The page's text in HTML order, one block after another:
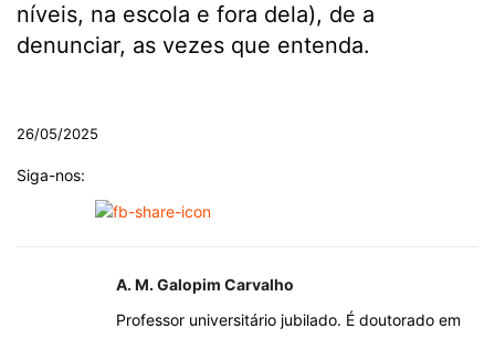
níveis, na escola e fora dela), de a
denunciar, as vezes que entenda.
26/05/2025
Siga-nos:
A. M. Galopim Carvalho
Professor universitário jubilado. É doutorado em